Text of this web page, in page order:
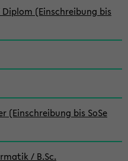
(Einschreibung bis
(Einschreibung bis SoSe
/ B.Sc.